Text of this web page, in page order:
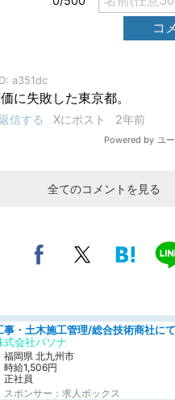
全てのコメントを見る
式会社パソナ
福岡県 北九州市
時給1,506円
正社員
スポンサー：求人ボックス